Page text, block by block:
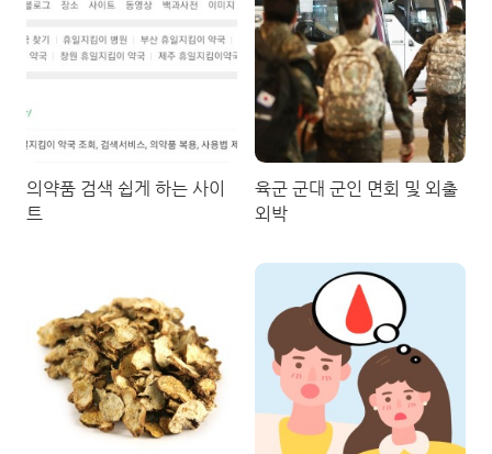
의약품 검색 쉽게 하는 사이
트
육군 군대 군인 면회 및 외출
외박